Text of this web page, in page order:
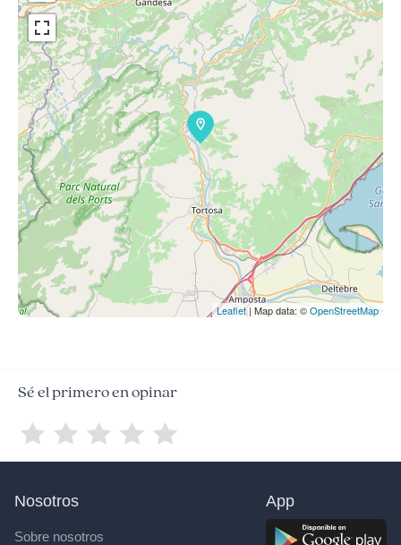
Leaflet| Map data: ©OpenStreetMap
Sé el primero en opinar
Nosotros
Sobre nosotros
App